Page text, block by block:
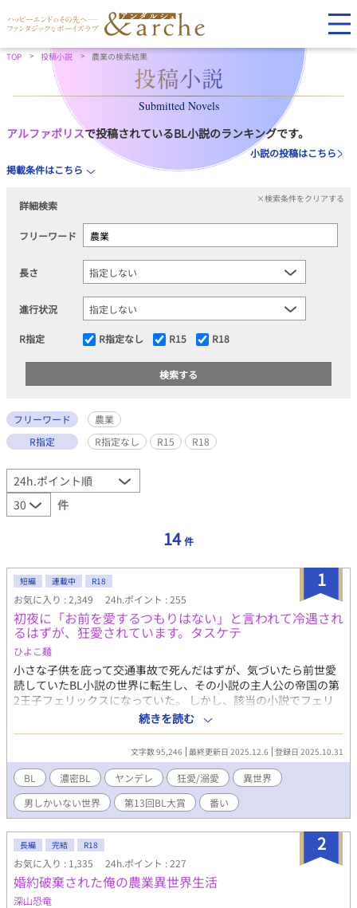
TOP 投稿小説 農業の検索結果
Submitted Novels
アルファポリスで投稿されているBL小説のランキングです。
小説の投稿はこちら
掲載条件はこちら
詳細検索
×検索条件をクリアする
フリーワード
長さ
進行状況
R指定 R指定なし R15 R18
フリーワード
農業
R指定
R指定なし R15 R18
件
14 件
1
短編 連載中 R18
お気に入り : 2,349 24h.ポイント : 255
初夜に「お前を愛するつもりはない」と言われて冷遇され
るはずが、狂愛されています。タスケテ
ひよこ麺
小さな子供を庇って交通事故で死んだはずが、気づいたら前世愛
読していたBL小説の世界に転生し、その小説の主人公の帝国の第
2王子フェリックスになっていた。 しかし、該当の小説でフェリ
ックスは下級貴族の子ということで家族から冷遇された上に政略
結婚した隣国の国王エリアスから初夜に「お前を愛するつもりは
ない」と言われて冷遇されるといういわゆるドアマット系ヒーロ
ーだった。 どうせなら、特に波風のないラブコメBLの世界に生ま
れ変わりたかったが仕方ない。 しかし、フェリックスのように酷
い冷遇に耐えきれるメンタルは温室育ちの日本人にはないし、結
末を読む前に死んだのでフェリックスを救うであろう運命の相手
も良く分からない。 ならば、とりあえず初夜に拒絶されてエリア
スが部屋を出た後、こっそり城から逃げ出して前世の農業系スキ
ルを活かしてスローライフ系主人公にジョブチェンジしようと心
に誓う。 運命の結婚式、原作では終始無表情であるはずのエリア
スの様子が、ずっと苦し気に呼吸が荒い上に目が完全にイッてし
まっている。 「結婚が嫌すぎて色々キメてきたのかな……」 あま
続きを読む
文字数 95,246 最終更新日 2025.12.6 登録日 2025.10.31
BL 濃密BL ヤンデレ 狂愛/溺愛
異世界
男しかいない世界
第13回BL大賞 番い
2
長編 完結 R18
お気に入り : 1,335 24h.ポイント : 227
婚約破棄された俺の農業異世界生活
深山恐竜